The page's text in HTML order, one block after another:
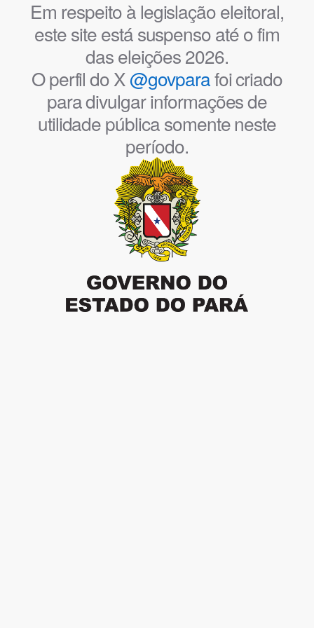
Em respeito à legislação eleitoral,
este site está suspenso até o fim
das eleições 2026.
O perfil do X@govparafoi criado
para divulgar informações de
utilidade pública somente neste
período.